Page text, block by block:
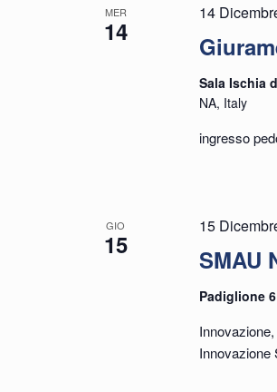
MER
14
14
Sala Ischia
NA, Italy
ingresso
GIO
15 SMAU
15
Padiglione 6
Innovazione